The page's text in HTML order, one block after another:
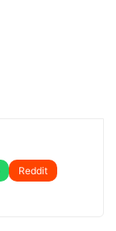
Reddit